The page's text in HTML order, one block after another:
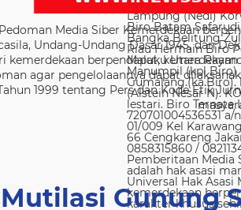
Media Siber Kemerdekaan
Undang-Undang Dasar 1945, dan
kemerdekaan berpendapat,
agar pengelolaannya dapat
1999 tentang Pers dan Kode Etik
Gunung